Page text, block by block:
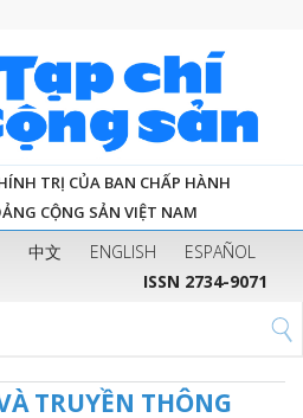
TRỊ CỦA BAN CHẤP HÀNH
CỘNG SẢN VIỆT NAM
中文 ENGLISH
ESPAÑOL
ISSN 2734-9071
TRUYỀN THÔNG